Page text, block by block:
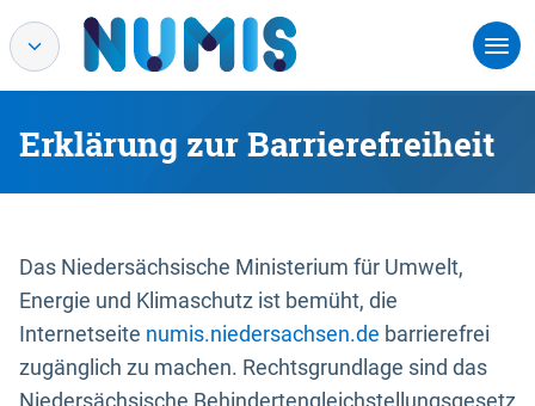
Erklärung zur Barrierefreiheit
Das Niedersächsische Ministerium für Umwelt,
Energie und Klimaschutz ist bemüht, die
Internetseite numis.niedersachsen.de barrierefrei
zugänglich zu machen. Rechtsgrundlage sind das
Niedersächsische Behindertengleichstellungsgesetz